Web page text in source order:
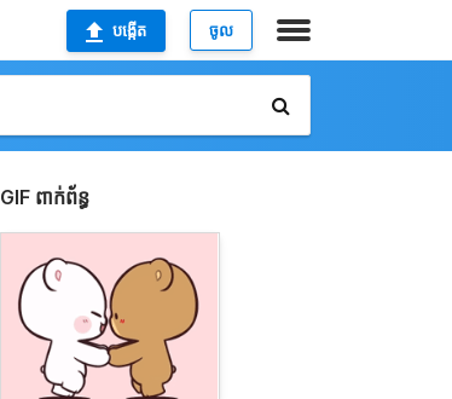
បង្កើត ចូល
GIF ពាក់ព័ន្ធ